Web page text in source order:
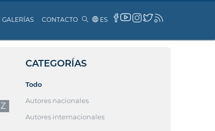
GALERÍAS CONTACTO ES
Z
CATEGORÍAS
Todo
Autores nacionales
Autores internacionales